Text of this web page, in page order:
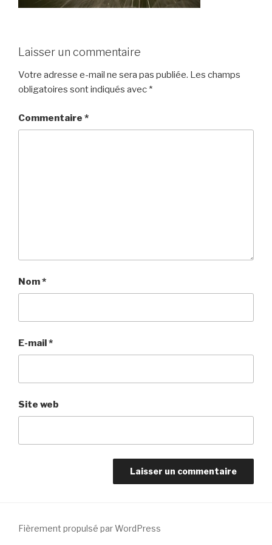
Laisser un commentaire
Votre adresse e-mail ne sera pas publiée. Les champs
obligatoires sont indiqués avec *
Commentaire *
Nom*
E-mail*
Site web
Fièrement propulsé par WordPress